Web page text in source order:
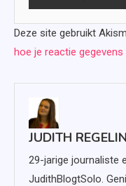
Deze site gebruikt
hoe je reactie
JUDITH
29-jarige journaliste
JudithBlogtSolo.